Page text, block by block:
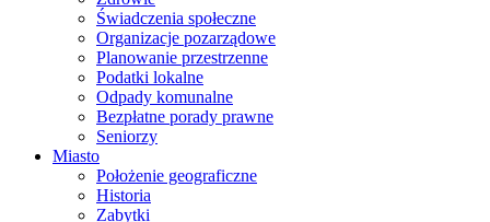
Świadczenia społeczne
Organizacje pozarządowe
Planowanie przestrzenne
Podatki lokalne
Odpady komunalne
Bezpłatne porady prawne
Seniorzy
Miasto
Położenie geograficzne
Historia
Zabytki